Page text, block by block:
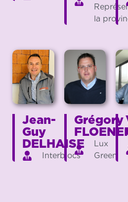
la
Jean-
Guy
DELHAISE
Interblocs
Grégory
Lux
Green